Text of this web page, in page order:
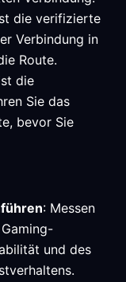
die verifizierte
Verbindung in
Route.
die
Sie das
bevor Sie
: Messen
und des